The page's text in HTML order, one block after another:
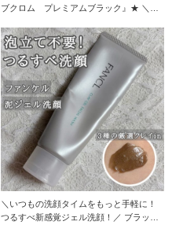
ブクロム プレミアムブラック』★ ＼使
＼いつもの洗顔タイムをもっと手軽に！
つるすべ新感覚ジェル洗顔！／ ブラック